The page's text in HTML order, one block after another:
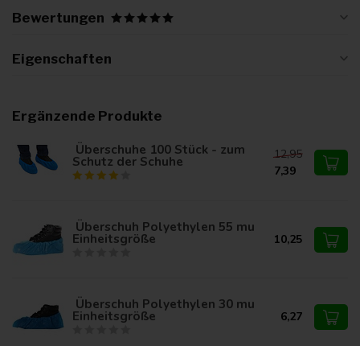
Bewertungen
Eigenschaften
Ergänzende Produkte
Überschuhe 100 Stück - zum
Schutz der Schuhe
12,95
7,39
Überschuh Polyethylen 55 mu
Einheitsgröße 10,25
Überschuh Polyethylen 30 mu
Einheitsgröße 6,27